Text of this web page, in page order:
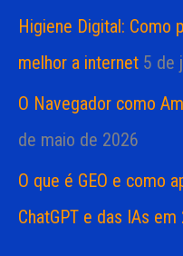
Higiene Digital: Como
melhor a internet 5 de
O Navegador como
de maio de 2026
O que é GEO e como
ChatGPT e das IAs em